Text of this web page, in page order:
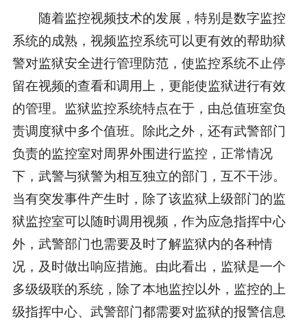
随着监控视频技术的发展，特别是数字监控
系统的成熟，视频监控系统可以更有效的帮助狱
警对监狱安全进行管理防范，使监控系统不止停
留在视频的查看和调用上，更能使监狱进行有效
的管理。监狱监控系统特点在于，由总值班室负
责调度狱中多个值班。除此之外，还有武警部门
负责的监控室对周界外围进行监控，正常情况
下，武警与狱警为相互独立的部门，互不干涉。
当有突发事件产生时，除了该监狱上级部门的监
狱监控室可以随时调用视频，作为应急指挥中心
外，武警部门也需要及时了解监狱内的各种情
况，及时做出响应措施。由此看出，监狱是一个
多级级联的系统，除了本地监控以外，监控的上
级指挥中心、武警部门都需要对监狱的报警信息